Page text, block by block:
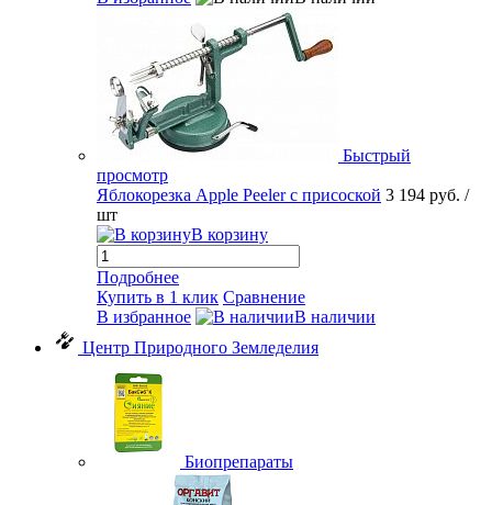
Быстрый
просмотр
Яблокорезка Apple Peeler с присоской 3 194 руб. /
шт
В корзину
Подробнее
Купить в 1 клик Сравнение
В избранное
В наличии
Центр Природного Земледелия
Биопрепараты